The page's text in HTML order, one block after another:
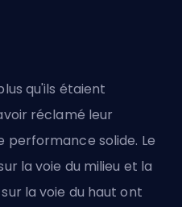
qu'ils étaient
réclamé leur
solide. Le
la voie du milieu et la
la voie du haut ont